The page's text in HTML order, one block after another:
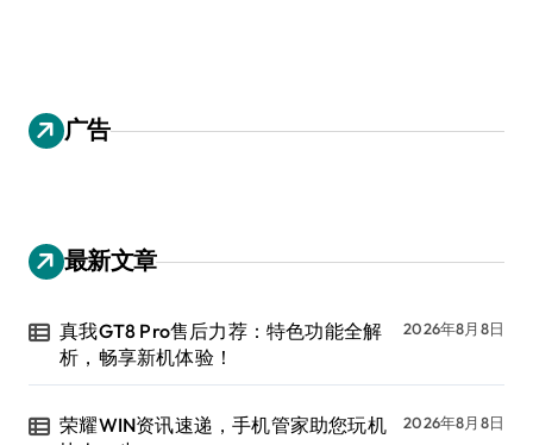
广告
最新文章
真我GT8 Pro售后力荐：特色功能全解
析，畅享新机体验！
2026年8月8日
荣耀WIN资讯速递，手机管家助您玩机
2026年8月8日